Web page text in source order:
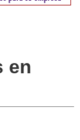
en